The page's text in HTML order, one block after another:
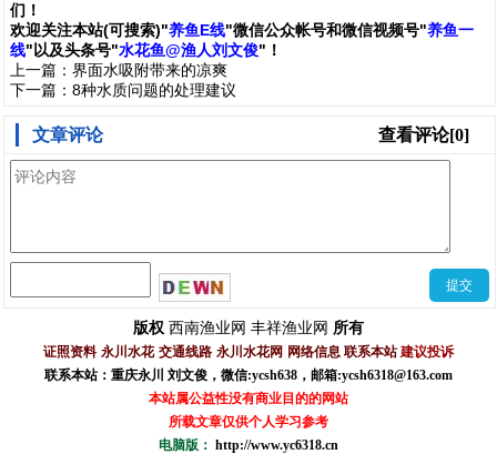
们 ！
欢迎关注本站(可搜索)"养鱼E线"微信公众帐号和微信视频号"养鱼一
线" 以及头条号"水花鱼@渔人刘文俊"！
上一篇： 界面水吸附带来的凉爽
下一篇： 8种水质问题的处理建议
查看评论[0]
文章评论
版权 西南渔业网 丰祥渔业网 所有
证照资料 永川水花 交通线路 永川水花网 网络信息 联系本站 建议投诉
联系本站：重庆永川 刘文俊， 微信:ycsh638 ， 邮箱:ycsh6318@163.com
本站属公益性没有商业目的的网站
所载文章仅供个人学习参考
电脑版： http://www.yc6318.cn